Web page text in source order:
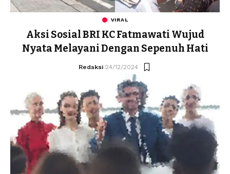
VIRAL
Aksi Sosial BRI KC Fatmawati Wujud
Nyata Melayani Dengan Sepenuh Hati
Redaksi 24/12/2024